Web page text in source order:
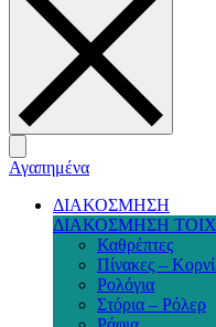
Αγαπημένα
ΔΙΑΚΟΣΜΗΣΗ
ΔΙΑΚΟΣΜΗΣΗ
Καθρέπτες
Πίνακες –
Ρολόγια
Στόρια – Ρόλερ